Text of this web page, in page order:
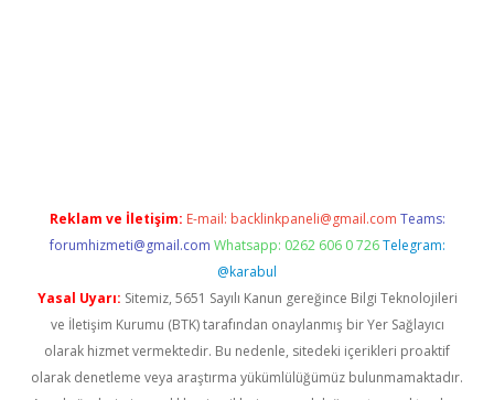
Reklam ve İletişim: E-mail: backlinkpaneli@gmail.com Teams:
forumhizmeti@gmail.com Whatsapp: 0262 606 0 726 Telegram:
@karabul
Yasal Uyarı: Sitemiz, 5651 Sayılı Kanun gereğince Bilgi Teknolojileri
ve İletişim Kurumu (BTK) tarafından onaylanmış bir Yer Sağlayıcı
olarak hizmet vermektedir. Bu nedenle, sitedeki içerikleri proaktif
olarak denetleme veya araştırma yükümlülüğümüz bulunmamaktadır.